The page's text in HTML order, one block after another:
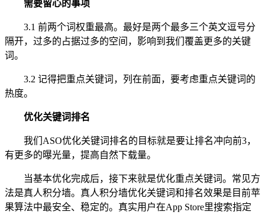
需要留心的事项
3.1 前两个词权重最高。最好是两个最多三个英文逗号分
隔开，过多的占据过多的空间，影响到我们覆盖更多的关键
词。
3.2 记得把重点关键词，列在前面，要考虑重点关键词的
热度。
优化关键词排名
我们ASO优化关键词排名的目标就是要让排名冲向前3，
有更多的曝光量，提高自然下载量。
当基本优化完成后，接下来就是优化重点关键词。常见方
法是真人积分墙。真人积分墙优化关键词和排名效果是目前苹
果算法中最安全、稳定的。真实用户在App Store里搜索指定